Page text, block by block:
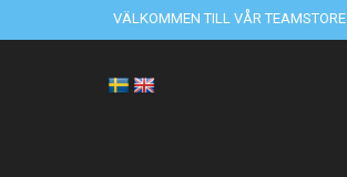
VÄLKOMMEN TILL VÅR TEAMSTORE